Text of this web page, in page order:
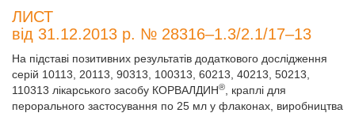
ЛИСТ
від 31.12.2013 р. № 28316–1.3/2.1/17–13
На підставі позитивних результатів додаткового дослідження
серій 10113, 20113, 90313, 100313, 60213, 40213, 50213,
110313 лікарського засобу КОРВАЛДИН®
, краплі для
перорального застосування по 25 мл у флаконах, виробництва